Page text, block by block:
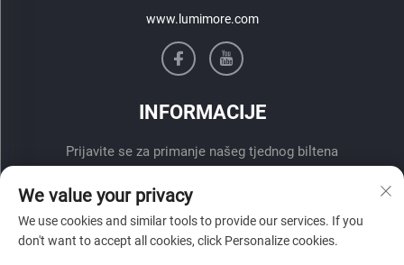
www.lumimore.com
INFORMACIJE
Prijavite se za primanje našeg tjednog biltena
We value your privacy
We use cookies and similar tools to provide our services. If you
don't want to accept all cookies, click Personalize cookies.